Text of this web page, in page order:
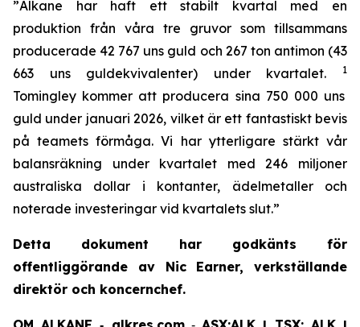
”Alkane har haft ett stabilt kvartal med en
produktion från våra tre gruvor som tillsammans
producerade 42 767 uns guld och 267 ton antimon (43
663 uns guldekvivalenter) under kvartalet.
1
Tomingley kommer att producera sina 750 000 uns
guld under januari 2026, vilket är ett fantastiskt bevis
på teamets förmåga. Vi har ytterligare stärkt vår
balansräkning under kvartalet med 246 miljoner
australiska dollar i kontanter, ädelmetaller och
noterade investeringar vid kvartalets slut.”
Detta dokument har godkänts för
offentliggörande av Nic Earner, verkställande
direktör och koncernchef.